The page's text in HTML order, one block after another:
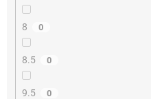
8 0
8.5 0
9.5 0